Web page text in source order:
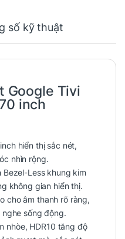
số kỹ thuật
Google Tivi
inch
hiển thị sắc nét,
nhìn rộng.
Less khung kim
không gian hiển thị.
cho âm thanh rõ ràng,
sống động.
nhòe, HDR10 tăng độ